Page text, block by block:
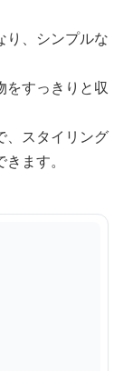
り、シンプルな
をすっきりと収
、スタイリング
ます。